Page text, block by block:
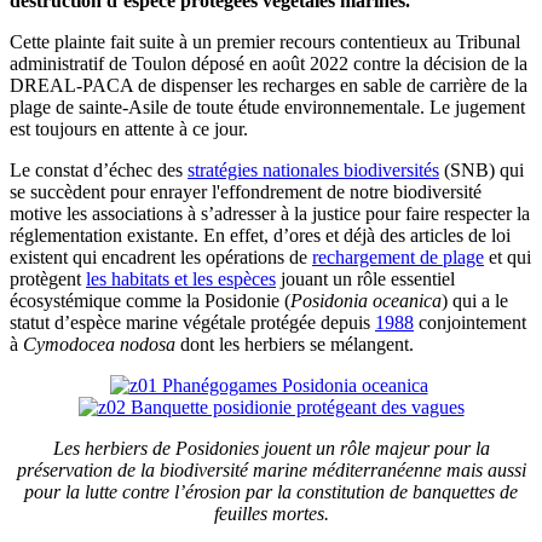
Cette plainte fait suite à un premier recours contentieux au Tribunal
administratif de Toulon déposé en août 2022 contre la décision de la
DREAL-PACA de dispenser les recharges en sable de carrière de la
plage de sainte-Asile de toute étude environnementale. Le jugement
est toujours en attente à ce jour.
Le constat d’échec des stratégies nationales biodiversités (SNB) qui
se succèdent pour enrayer l'effondrement de notre biodiversité
motive les associations à s’adresser à la justice pour faire respecter la
réglementation existante. En effet, d’ores et déjà des articles de loi
existent qui encadrent les opérations de rechargement de plage et qui
protègent les habitats et les espèces jouant un rôle essentiel
écosystémique comme la Posidonie (Posidonia oceanica) qui a le
statut d’espèce marine végétale protégée depuis 1988 conjointement
à Cymodocea nodosa dont les herbiers se mélangent.
Les herbiers de Posidonies jouent un rôle majeur pour la
préservation de la biodiversité marine méditerranéenne mais aussi
pour la lutte contre l’érosion par la constitution de banquettes de
feuilles mortes.